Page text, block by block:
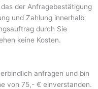
der Anfragebestätigung
und Zahlung innerhalb
durch Sie
keine Kosten.
anfragen und bin
von 75,- € einverstanden.